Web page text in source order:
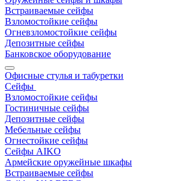
Встраиваемые сейфы
Взломостойкие сейфы
Огневзломостойкие сейфы
Депозитные сейфы
Банковское оборудование
Офисные стулья и табуретки
Сейфы
Взломостойкие сейфы
Гостиничные сейфы
Депозитные сейфы
Мебельные сейфы
Огнестойкие сейфы
Сейфы AIKO
Армейские оружейные шкафы
Встраиваемые сейфы